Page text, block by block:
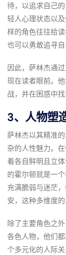
待，以追求自己
轻人心理状态以
样的角色往往给
也可以勇敢追寻自
因此，萨林杰通
现在读者眼前。
战，并在困惑中找
3、人物塑
萨林杰以其精准
杂的人性魅力。
着各自鲜明且立
的霍尔顿就是一
充满脆弱与迷茫
安，这种多维度
除了主要角色之
各色人物，他们
个多元化的人际